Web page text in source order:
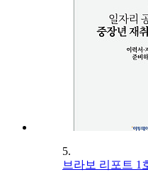
5.
브라보 리포트 1